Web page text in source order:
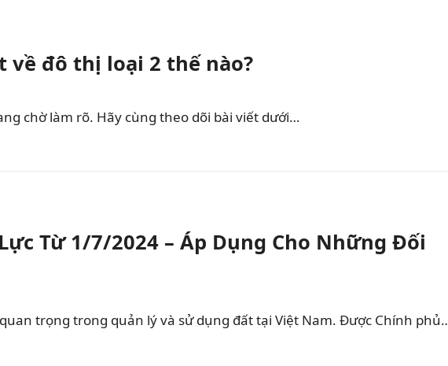
đô thị loại 2 thế nào?
chờ làm rõ. Hãy cùng theo dõi bài viết dưới…
Từ 1/7/2024 – Áp Dụng Cho Những Đối
trọng trong quản lý và sử dụng đất tại Việt Nam. Được Chính